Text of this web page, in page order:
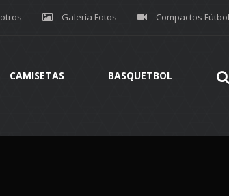
Galería Fotos Compactos Fútbol
CAMISETAS BASQUETBOL